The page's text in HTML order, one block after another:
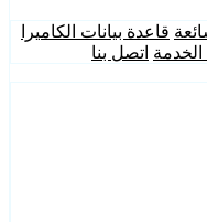
قاعدة بيانات الكاميرا
الخدمة اتصل بنا